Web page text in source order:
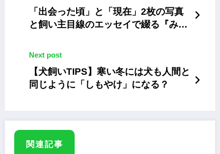
「出会った頃」と「現在」2枚の写真
と飼い主目線のエッセイで綴る『みん
ー』
Next post
【犬飼いTIPS】寒い冬には犬も人間と
同じように「しもやけ」になる？
関連記事